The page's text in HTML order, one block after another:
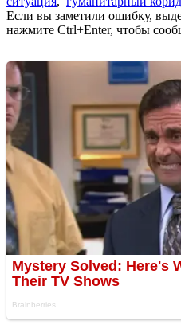
Если вы заметили ошибку,
нажмите Ctrl+Enter, чтобы